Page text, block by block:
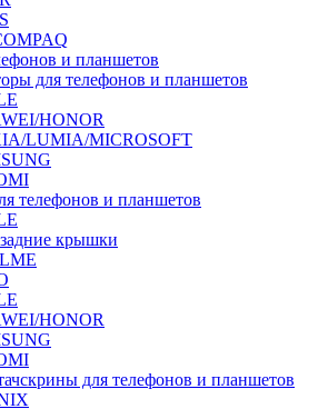
и планшетов
для телефонов и планшетов
HONOR
LUMIA/MICROSOFT
телефонов и планшетов
крышки
HONOR
для телефонов и планшетов